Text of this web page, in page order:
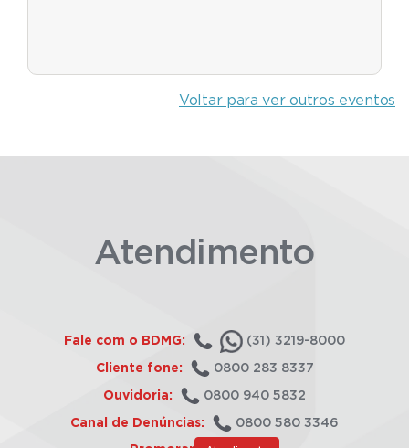
Voltar para ver outros eventos
Atendimento
Fale com o BDMG: (31) 3219-8000
Cliente fone: 0800 283 8337
Ouvidoria: 0800 940 5832
Canal de Denúncias: 0800 580 3346